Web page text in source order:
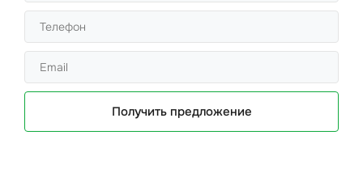
Получить предложение